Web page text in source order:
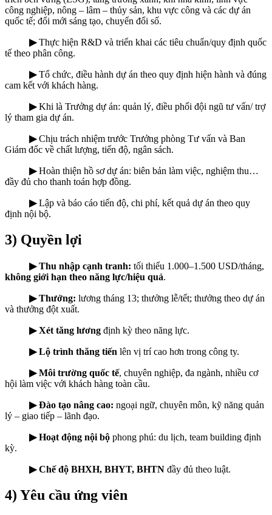
công nghiệp, nông – lâm – thủy sản, khu vực công và các dự án
quốc tế; đổi mới sáng tạo, chuyển đổi số.
▶Thực hiện R&D và triển khai các tiêu chuẩn/quy định quốc
tế theo phân công.
▶Tổ chức, điều hành dự án theo quy định hiện hành và đúng
cam kết với khách hàng.
▶Khi là Trưởng dự án: quản lý, điều phối đội ngũ tư vấn/ trợ
lý tham gia dự án.
▶Chịu trách nhiệm trước Trưởng phòng Tư vấn và Ban
Giám đốc về chất lượng, tiến độ, ngân sách.
▶Hoàn thiện hồ sơ dự án: biên bản làm việc, nghiệm thu…
đầy đủ cho thanh toán hợp đồng.
▶Lập và báo cáo tiến độ, chi phí, kết quả dự án theo quy
định nội bộ.
3) Quyền lợi
▶ Thu nhập cạnh tranh: tối thiểu 1.000–1.500 USD/tháng,
không giới hạn theo năng lực/hiệu quả.
▶ Thưởng: lương tháng 13; thưởng lễ/tết; thưởng theo dự án
và thưởng đột xuất.
▶ Xét tăng lương định kỳ theo năng lực.
▶ Lộ trình thăng tiến lên vị trí cao hơn trong công ty.
▶ Môi trường quốc tế, chuyên nghiệp, đa ngành, nhiều cơ
hội làm việc với khách hàng toàn cầu.
▶ Đào tạo nâng cao: ngoại ngữ, chuyên môn, kỹ năng quản
lý – giao tiếp – lãnh đạo.
▶ Hoạt động nội bộ phong phú: du lịch, team building định
kỳ.
▶ Chế độ BHXH, BHYT, BHTN đầy đủ theo luật.
4) Yêu cầu ứng viên